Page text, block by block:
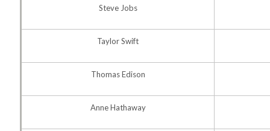
Steve Jobs
Taylor Swift
Thomas Edison
Anne Hathaway